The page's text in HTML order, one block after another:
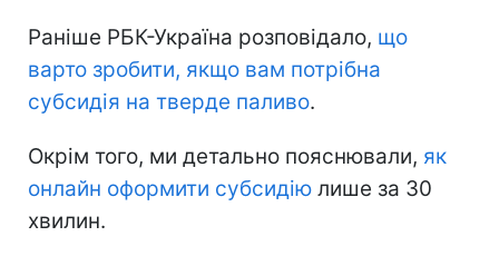
Раніше РБК-Україна розповідало, що
варто зробити, якщо вам потрібна
субсидія на тверде паливо.
Окрім того, ми детально пояснювали, як
онлайн оформити субсидію лише за 30
хвилин.